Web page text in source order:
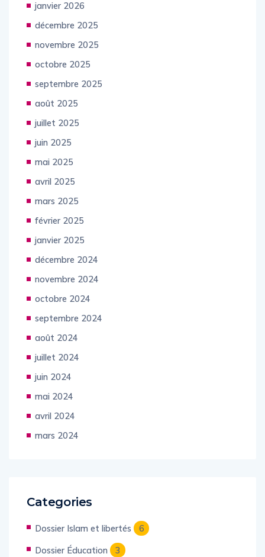
janvier 2026
décembre 2025
novembre 2025
octobre 2025
septembre 2025
août 2025
juillet 2025
juin 2025
mai 2025
avril 2025
mars 2025
février 2025
janvier 2025
décembre 2024
novembre 2024
octobre 2024
septembre 2024
août 2024
juillet 2024
juin 2024
mai 2024
avril 2024
mars 2024
Categories
Dossier Islam et libertés
6
Dossier Éducation
3